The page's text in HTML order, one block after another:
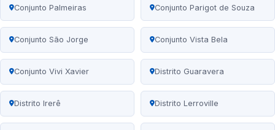
Conjunto Palmeiras Conjunto Parigot de Souza
Conjunto São Jorge Conjunto Vista Bela
Conjunto Vivi Xavier Distrito Guaravera
Distrito Irerê Distrito Lerroville